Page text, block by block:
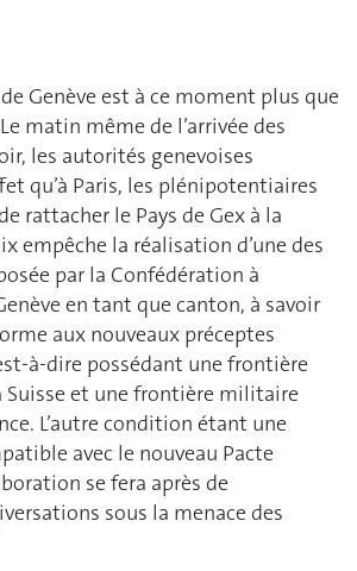
Genève est à ce moment plus que
matin même de l’arrivée des
les autorités genevoises
qu’à Paris, les plénipotentiaires
rattacher le Pays de Gex à la
empêche la réalisation d’une des
par la Confédération à
en tant que canton, à savoir
aux nouveaux préceptes
à-dire possédant une frontière
Suisse et une frontière militaire
L’autre condition étant une
avec le nouveau Pacte
se fera après de
sous la menace des